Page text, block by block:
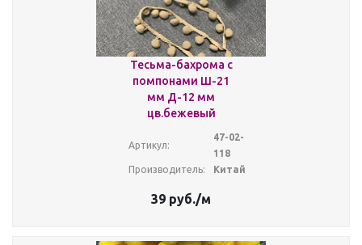
Тесьма-бахрома с
помпонами Ш-21
мм Д-12 мм
цв.бежевый
Артикул:
47-02-
118
Производитель:
Китай
39 руб./м